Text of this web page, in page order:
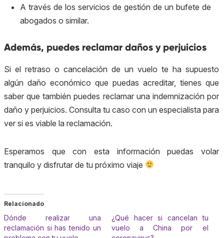
A través de los servicios de gestión de un bufete de
abogados o similar.
Además, puedes reclamar daños y perjuicios
Si el retraso o cancelación de un vuelo te ha supuesto
algún daño económico que puedas acreditar, tienes que
saber que también puedes reclamar una indemnización por
daño y perjuicios. Consulta tu caso con un especialista para
ver si es viable la reclamación.
Esperamos que con esta información puedas volar
tranquilo y disfrutar de tu próximo viaje
Relacionado
Dónde realizar una
reclamación si has tenido un
¿Qué hacer si cancelan tu
vuelo a China por el